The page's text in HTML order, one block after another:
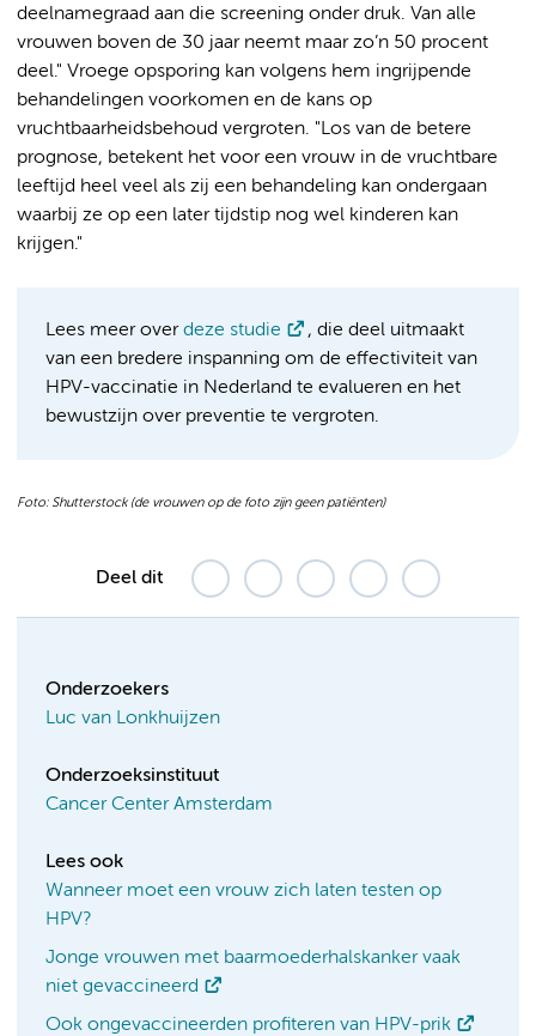
deelnamegraad aan die screening onder druk. Van alle
vrouwen boven de 30 jaar neemt maar zo’n 50 procent
deel." Vroege opsporing kan volgens hem ingrijpende
behandelingen voorkomen en de kans op
vruchtbaarheidsbehoud vergroten. "Los van de betere
prognose, betekent het voor een vrouw in de vruchtbare
leeftijd heel veel als zij een behandeling kan ondergaan
waarbij ze op een later tijdstip nog wel kinderen kan
krijgen."
Lees meer overdeze studie
, die deel uitmaakt
van een bredere inspanning om de effectiviteit van
HPV-vaccinatie in Nederland te evalueren en het
bewustzijn over preventie te vergroten.
Foto: Shutterstock (de vrouwen op de foto zijn geen patiënten)
Deel dit
Onderzoekers
Luc van Lonkhuijzen
Onderzoeksinstituut
Cancer Center Amsterdam
Lees ook
Wanneer moet een vrouw zich laten testen op
HPV?
Jonge vrouwen met baarmoederhalskanker vaak
niet gevaccineerd
Ook ongevaccineerden profiteren van HPV-prik